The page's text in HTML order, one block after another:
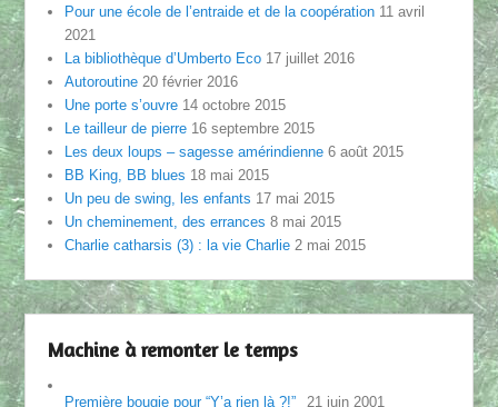
Pour une école de l’entraide et de la coopération 11 avril
2021
La bibliothèque d’Umberto Eco 17 juillet 2016
Autoroutine 20 février 2016
Une porte s’ouvre 14 octobre 2015
Le tailleur de pierre 16 septembre 2015
Les deux loups – sagesse amérindienne 6 août 2015
BB King, BB blues 18 mai 2015
Un peu de swing, les enfants 17 mai 2015
Un cheminement, des errances 8 mai 2015
Charlie catharsis (3) : la vie Charlie 2 mai 2015
Machine à remonter le temps
Première bougie pour “Y’a rien là ?!” 21 juin 2001